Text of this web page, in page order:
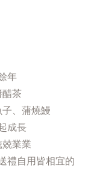
年
茶
、蒲燒鰻
成長
業業
禮自用皆相宜的